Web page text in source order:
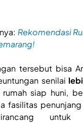
Rekomendasi
tersebut bisa
senilai
siap huni,
fasilitas penunjang
untuk